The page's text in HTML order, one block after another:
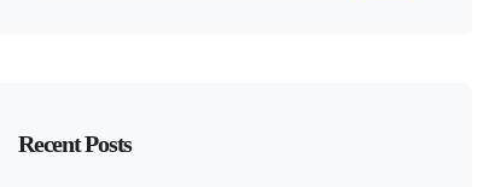
Recent Posts